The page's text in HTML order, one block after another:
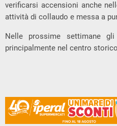
verificarsi accensioni anche
attività di collaudo e messa a
Nelle prossime settimane
principalmente nel centro